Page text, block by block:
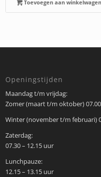
Toevoegen aan winkelwagen
Openingstijden
Maandag t/m vrijdag:
Zomer (maart t/m oktober)
Winter (november t/m februari)
Zaterdag:
07.30 – 12.15 uur
Lunchpauze:
12.15 – 13.15 uur